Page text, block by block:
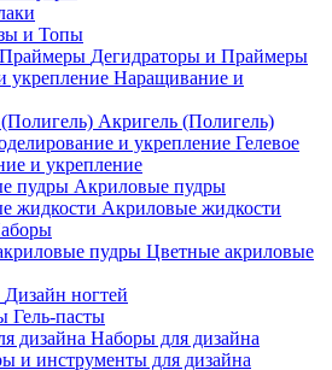
и Топы
Дегидраторы и Праймеры
Наращивание и
Акригель (Полигель)
Гелевое
и укрепление
Акриловые пудры
Акриловые жидкости
Цветные акриловые
Дизайн ногтей
Гель-пасты
Наборы для дизайна